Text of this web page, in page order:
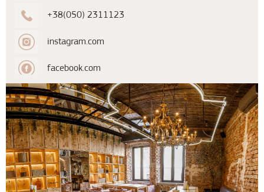
+38(050) 2311123
instagram.com
facebook.com